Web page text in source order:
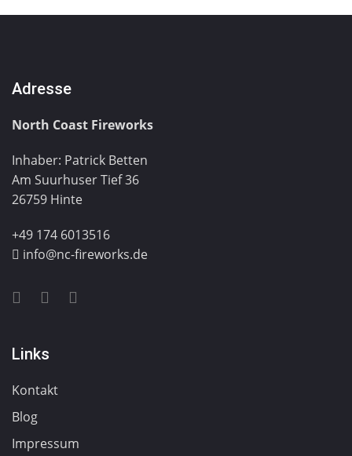
Adresse
North Coast Fireworks
Inhaber: Patrick Betten
Am Suurhuser Tief 36
26759 Hinte
+49 174 6013516
info@nc-fireworks.de
Links
Kontakt
Blog
Impressum